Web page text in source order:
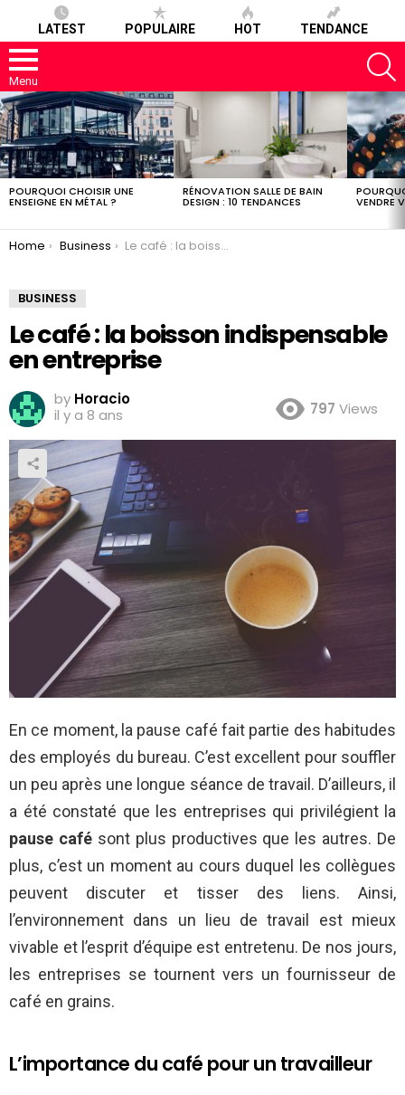
LATEST POPULAIRE HOT TENDANCE
Menu
LATEST
STORIES
POURQUOI CHOISIR UNE
ENSEIGNE EN MÉTAL ?
RÉNOVATION SALLE DE BAIN
DESIGN : 10 TENDANCES VENDRE
You are here:
Home Business Le café : la boisson indispensable en entreprise
BUSINESS
Le café : la boisson indispensable
en entreprise
by Horacio
il y a 8 ans
797 Views
En ce moment, la pause café fait partie des habitudes
des employés du bureau. C’est excellent pour souffler
un peu après une longue séance de travail. D’ailleurs, il
a été constaté que les entreprises qui privilégient la
pause cafésont plus productives que les autres. De
plus, c’est un moment au cours duquel les collègues
peuvent discuter et tisser des liens. Ainsi,
l’environnement dans un lieu de travail est mieux
vivable et l’esprit d’équipe est entretenu. De nos jours,
les entreprises se tournent vers un fournisseur de
café en grains.
L’importance du café pour un travailleur